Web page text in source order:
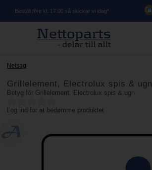
Beställ före kl. 17.00 så skickar vi idag*
Netsag
Grillelement, Electrolux spis & ugn
Betyg för Grillelement, Electrolux spis & ugn
Log ind for at bedømme produktet